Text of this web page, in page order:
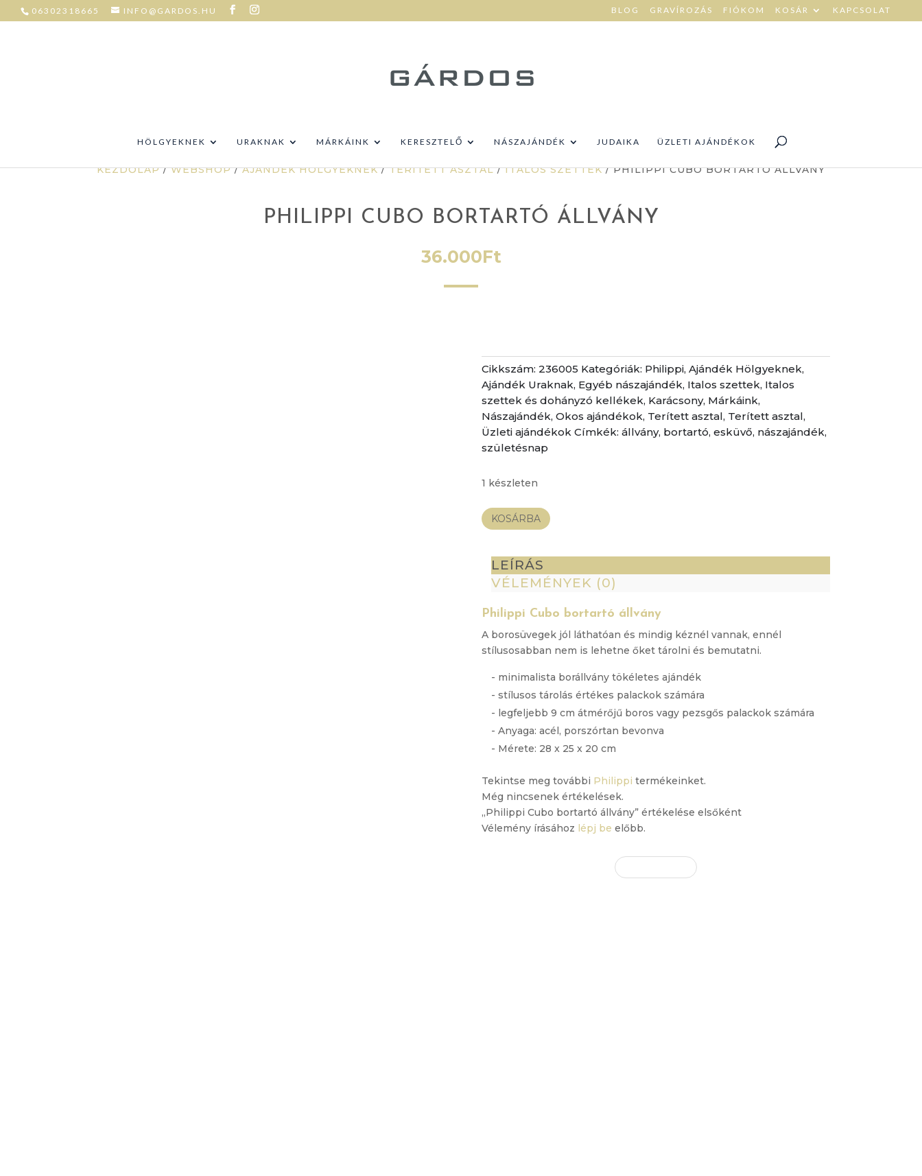
06302318665 INFO@GARDOS.HU BLOG GRAVÍROZÁS FIÓKOM KOSÁR KAPCSOLAT
HÖLGYEKNEK URAKNAK MÁRKÁINK KERESZTELŐ NÁSZAJÁNDÉK JUDAIKA ÜZLETI AJÁNDÉKOK
KEZDŐLAP/WEBSHOP/AJÁNDÉK HÖLGYEKNEK/TERÍTETT ASZTAL/ITALOS SZETTEK/ PHILIPPI CUBO BORTARTÓ ÁLLVÁNY
PHILIPPI CUBO BORTARTÓ ÁLLVÁNY
36.000Ft
Cikkszám: 236005 Kategóriák: Philippi, Ajándék Hölgyeknek,
Ajándék Uraknak, Egyéb nászajándék, Italos szettek, Italos
szettek és dohányzó kellékek, Karácsony, Márkáink,
Nászajándék, Okos ajándékok, Terített asztal, Terített asztal,
Üzleti ajándékok Címkék: állvány, bortartó, esküvő, nászajándék,
születésnap
1 készleten
Philippi
Cubo
állvány
mennyiség
KOSÁRBA
LEÍRÁS
VÉLEMÉNYEK (0)
Philippi Cubo bortartó állvány
A borosüvegek jól láthatóan és mindig kéznél vannak, ennél
stílusosabban nem is lehetne őket tárolni és bemutatni.
- minimalista borállvány tökéletes ajándék
- stílusos tárolás értékes palackok számára
- legfeljebb 9 cm átmérőjű boros vagy pezsgős palackok számára
- Anyaga: acél, porszórtan bevonva
- Mérete: 28 x 25 x 20 cm
Tekintse meg további Philippi termékeinket.
Még nincsenek értékelések.
„Philippi Cubo bortartó állvány” értékelése elsőként
Vélemény írásához lépj be előbb.